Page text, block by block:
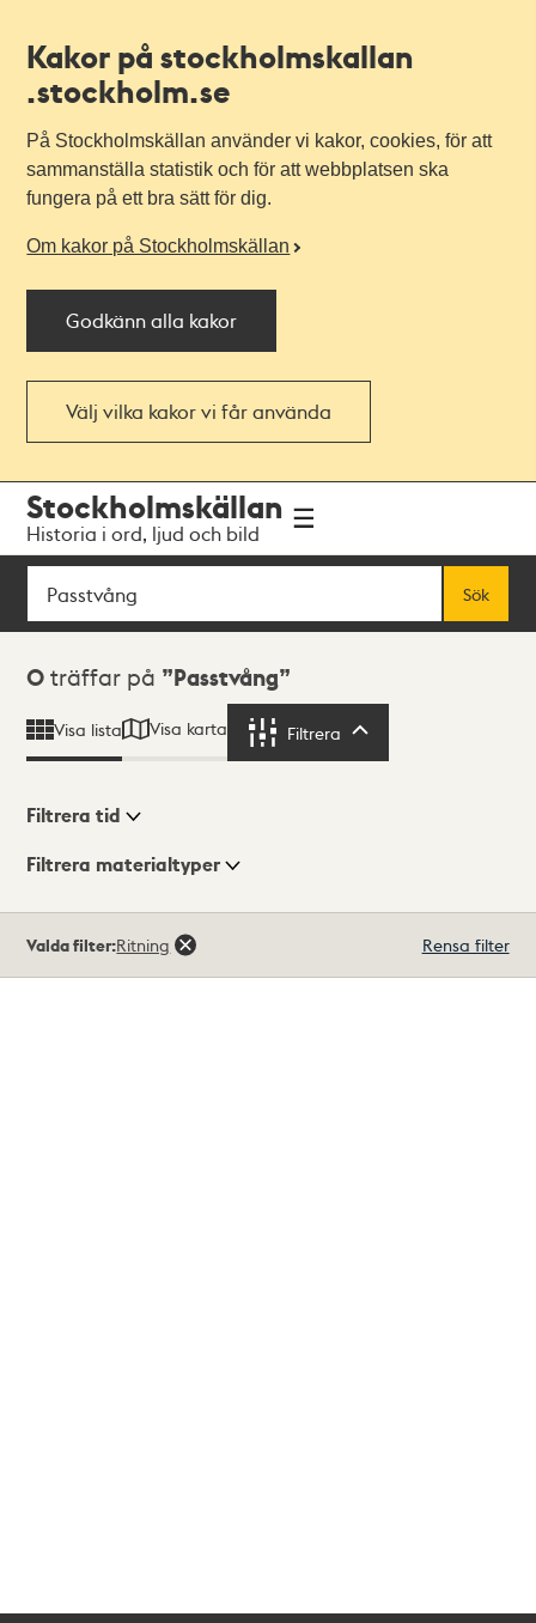
Kakor på stockholmskallan
.stockholm.se
På Stockholmskällan använder vi kakor, cookies, för att
sammanställa statistik och för att webbplatsen ska
fungera på ett bra sätt för dig.
Om kakor på Stockholmskällan
Godkänn alla kakor
Välj vilka kakor vi får använda
navigationen
huvudinnehållet
Stockholmskällan
Historia i ord, ljud och bild
Sök
Sök
Sökresultat
0 träffar på Passtvång
Visa lista Visa karta Filtrera
Visningsläge
Filtrera tid
Filtrera materialtyper
träffar
Valda filter:Ritning Rensa filter